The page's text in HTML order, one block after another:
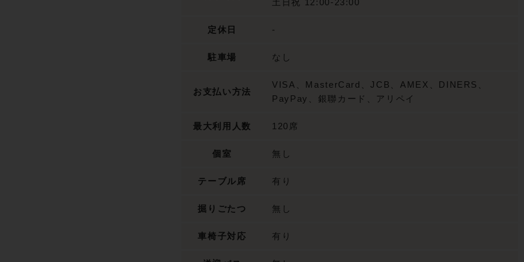
土日祝 12:00-23:00
定休日 -
駐車場 なし
お支払い方法
VISA、MasterCard、JCB、AMEX、DINERS、
PayPay、銀聯カード、アリペイ
最大利用人数 120席
個室 無し
テーブル席 有り
掘りごたつ 無し
車椅子対応 有り